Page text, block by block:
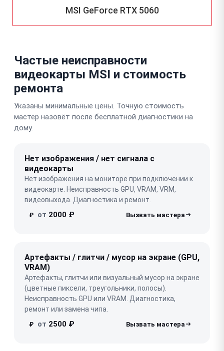
MSI GeForce RTX 5060
Частые неисправности
видеокарты MSI и стоимость
ремонта
Указаны минимальные цены. Точную стоимость
мастер назовёт после бесплатной диагностики на
дому.
Нет изображения / нет сигнала с
видеокарты
Нет изображения на мониторе при подключении к
видеокарте. Неисправность GPU, VRAM, VRM,
видеовыхода. Диагностика и ремонт.
₽ от 2000 ₽
Артефакты / глитчи / мусор на экране (GPU,
VRAM)
Артефакты, глитчи или визуальный мусор на экране
(цветные пиксели, треугольники, полосы).
Неисправность GPU или VRAM. Диагностика,
ремонт или замена чипа.
₽ от 2500 ₽